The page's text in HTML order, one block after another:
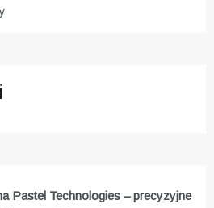
Pastel Technologies – precyzyjne